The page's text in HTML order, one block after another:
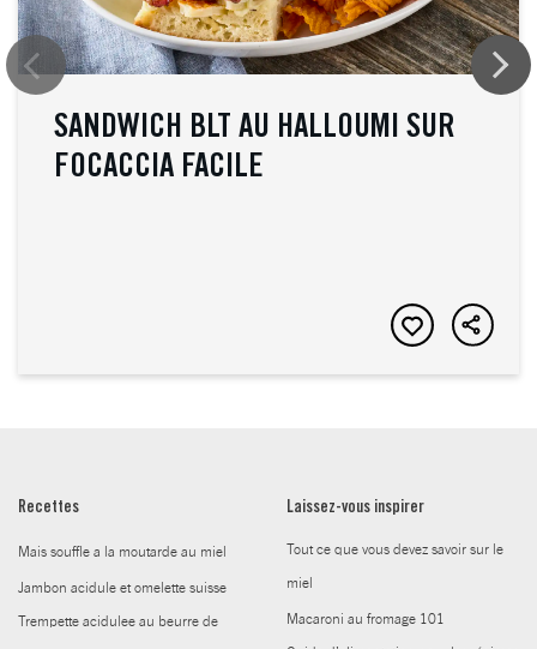
SANDWICH BLT AU HALLOUMI SUR
FOCACCIA FACILE
Recettes
Mais souffle a la moutarde au miel
Jambon acidule et omelette suisse
Trempette acidulee au beurre de
Laissez-vous inspirer
Tout ce que vous devez savoir sur le
miel
Macaroni au fromage 101